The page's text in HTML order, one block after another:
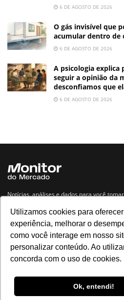
Utilizamos cookies para
experiência, melhorar o
como você interage em nosso
personalizar conteúdo. Ao
concorda com o uso de cookies.
Ok, entendi!
6 DE AGOSTO DE 2026
O gás invisível que
acumular dentro de
6 DE AGOSTO DE 2026
A psicologia explica
seguir a opinião da
desconfiamos que
6 DE AGOSTO DE 2026
Notícias, análises e dados para você
Navegue no site
Últimas notícias Quem somos
Política de privacidade